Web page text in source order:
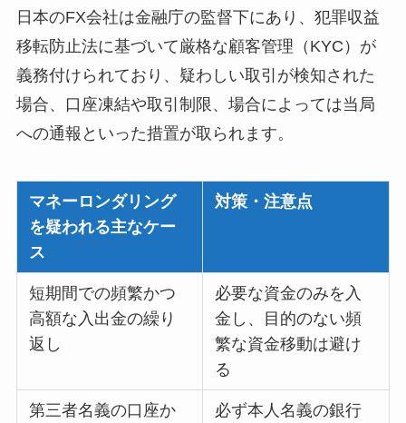
日本のFX会社は金融庁の監督下にあり、犯罪収益
移転防止法に基づいて厳格な顧客管理（KYC）が
義務付けられており、疑わしい取引が検知された
場合、口座凍結や取引制限、場合によっては当局
への通報といった措置が取られます。
マネーロンダリング
を疑われる主なケー
ス
対策・注意点
短期間での頻繁かつ
高額な入出金の繰り
返し
必要な資金のみを入
金し、目的のない頻
繁な資金移動は避け
る
第三者名義の口座か
必ず本人名義の銀行